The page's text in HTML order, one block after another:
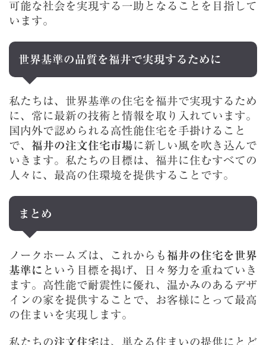
可能な社会を実現する一助となることを目指して
います。
世界基準の品質を福井で実現するために
私たちは、世界基準の住宅を福井で実現するため
に、常に最新の技術と情報を取り入れています。
国内外で認められる高性能住宅を手掛けること
で、 福井の注文住宅市場に新しい風を吹き込んで
いきます。私たちの目標は、福井に住むすべての
人々に、最高の住環境を提供することです。
まとめ
ノークホームズは、これからも 福井の住宅を世界
基準に という目標を掲げ、日々努力を重ねていき
ます。高性能で耐震性に優れ、温かみのあるデザ
インの家を提供することで、お客様にとって最高
の住まいを実現します。
私たちの注文住宅は、単なる住まいの提供にとど